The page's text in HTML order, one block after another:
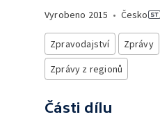
Vyrobeno 2015 • Česko
Zpravodajství
Zprávy
Zprávy z regionů
Části dílu